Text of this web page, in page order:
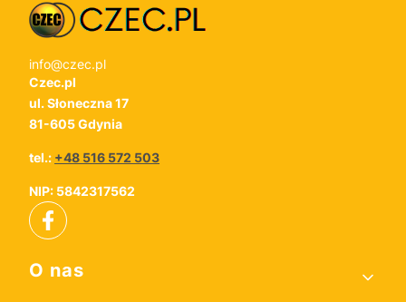
info@czec.pl
Czec.pl
ul. Słoneczna 17
81-605 Gdynia
tel.: +48 516 572 503
NIP: 5842317562
Linki w stopce
O nas